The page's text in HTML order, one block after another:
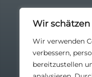
Wir
Wir verwenden
verbessern,
bereitzustellen